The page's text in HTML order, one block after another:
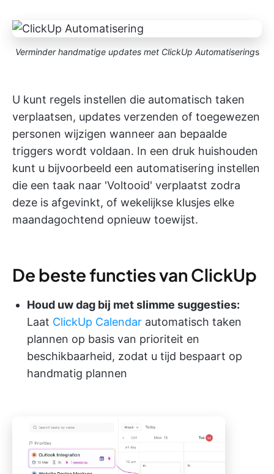
Verminder handmatige updates met ClickUp Automatiserings
U kunt regels instellen die automatisch taken
verplaatsen, updates verzenden of toegewezen
personen wijzigen wanneer aan bepaalde
triggers wordt voldaan. In een druk huishouden
kunt u bijvoorbeeld een automatisering instellen
die een taak naar 'Voltooid' verplaatst zodra
deze is afgevinkt, of wekelijkse klusjes elke
maandagochtend opnieuw toewijst.
De beste functies van ClickUp
Houd uw dag bij met slimme suggesties:
Laat ClickUp Calendar automatisch taken
plannen op basis van prioriteit en
beschikbaarheid, zodat u tijd bespaart op
handmatig plannen